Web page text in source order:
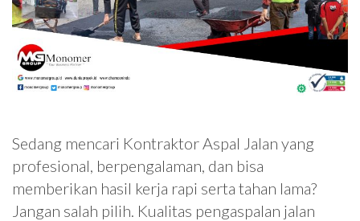
Sedang mencari Kontraktor Aspal Jalan yang
profesional, berpengalaman, dan bisa
memberikan hasil kerja rapi serta tahan lama?
Jangan salah pilih. Kualitas pengaspalan jalan